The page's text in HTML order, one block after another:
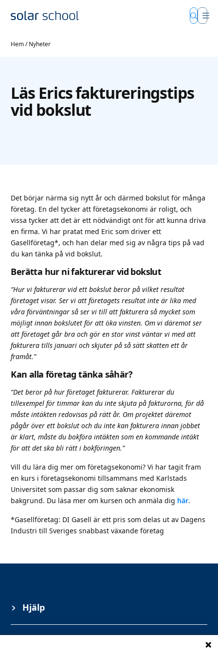
Hem/Nyheter
Läs Erics faktureringstips
vid bokslut
Det börjar närma sig nytt år och därmed bokslut för många
företag. En del tycker att företagsekonomi är roligt, och
vissa tycker att det är ett nödvändigt ont för att kunna driva
en firma. Vi har pratat med Eric som driver ett
Gasellföretag*, och han delar med sig av några tips på vad
du kan tänka på vid bokslut.
Berätta hur ni fakturerar vid bokslut
“Hur vi fakturerar vid ett bokslut beror på vilket resultat
företaget visar. Ser vi att företagets resultat inte är lika med
våra förväntningar så ser vi till att fakturera så mycket som
möjligt innan bokslutet för att öka vinsten. Om vi däremot ser
att företaget går bra och gör en stor vinst väntar vi med att
fakturera tills januari och skjuter på så sätt skatten ett år
framåt.”
Kan alla företag tänka såhär?
“Det beror på hur företaget fakturerar. Fakturerar du
tillexempel för timmar kan du inte skjuta på fakturorna, för då
måste intäkten redovisas på rätt år. Om projektet däremot
pågår över ett bokslut och du inte kan fakturera innan jobbet
är klart, måste du bokföra intäkten som en kommande intäkt
för att det ska bli rätt i bokföringen.”
Vill du lära dig mer om företagsekonomi? Vi har tagit fram
en kurs i företagsekonomi tillsammans med Karlstads
Universitet som passar dig som saknar ekonomisk
bakgrund. Du läsa mer om kursen och anmäla dig här.
*Gasellföretag: DI Gasell är ett pris som delas ut av Dagens
Industri till Sveriges snabbast växande företag
Hjälp